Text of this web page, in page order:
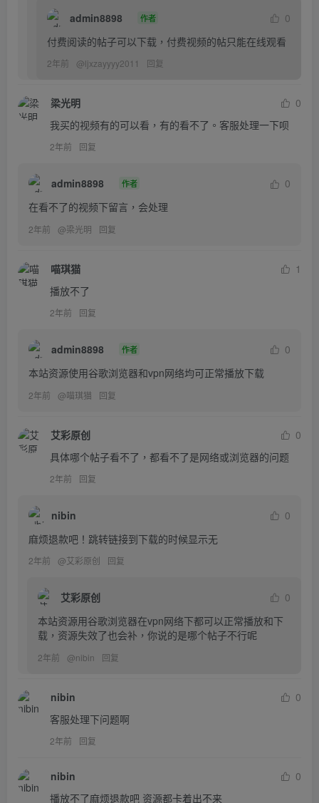
admin8898 作者
0
付费阅读的帖子可以下载，付费视频的帖只能在线观看
2年前 @ljxzayyyy2011 回复
梁光明
0
我买的视频有的可以看，有的看不了。客服处理一下呗
2年前 回复
admin8898 作者
0
在看不了的视频下留言，会处理
2年前 @梁光明 回复
喵琪猫
1
播放不了
2年前 回复
admin8898 作者
0
本站资源使用谷歌浏览器和vpn网络均可正常播放下载
2年前 @喵琪猫 回复
艾彩原创
0
具体哪个帖子看不了，都看不了是网络或浏览器的问题
2年前 回复
nibin
0
麻烦退款吧！跳转链接到下载的时候显示无
2年前 @艾彩原创 回复
艾彩原创
0
本站资源用谷歌浏览器在vpn网络下都可以正常播放和下
载，资源失效了也会补，你说的是哪个帖子不行呢
2年前 @nibin 回复
nibin
0
客服处理下问题啊
2年前 回复
nibin
0
播放不了麻烦退款吧 资源都卡着出不来